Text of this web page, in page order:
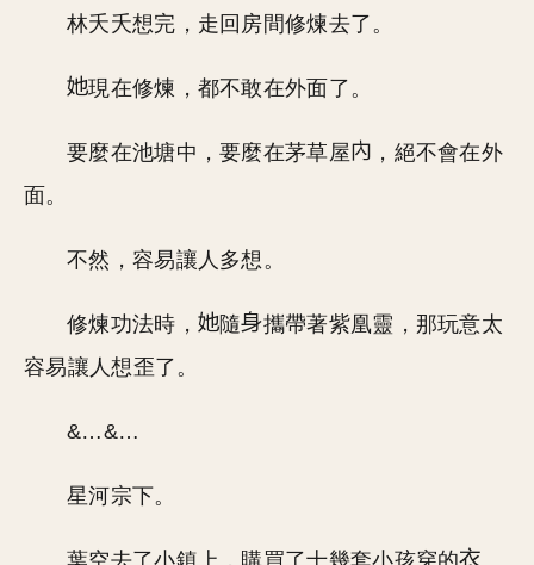
林夭夭想完，走回房間修煉去了。
現在修煉，都不敢在外面了。
要麼在池塘中，要麼在茅草屋
，絕不會在外
面。
不然，容易讓人多想。
修煉功法時， 隨
攜帶著紫凰靈，那玩意太
容易讓人想歪了。
&…&…
星河宗下。
葉空去了小鎮上，購買了十幾套小孩穿的